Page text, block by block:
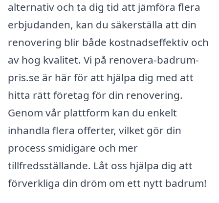
alternativ och ta dig tid att jämföra flera
erbjudanden, kan du säkerställa att din
renovering blir både kostnadseffektiv och
av hög kvalitet. Vi på renovera-badrum-
pris.se är här för att hjälpa dig med att
hitta rätt företag för din renovering.
Genom vår plattform kan du enkelt
inhandla flera offerter, vilket gör din
process smidigare och mer
tillfredsställande. Låt oss hjälpa dig att
förverkliga din dröm om ett nytt badrum!